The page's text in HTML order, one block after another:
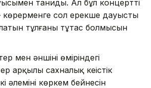
таниды. Ал бұл концерттің
көрерменге сол ерекше дауыстың
тұлғаның тұтас болмысын
мен әншінің өміріндегі
арқылы сахналық кеңістік
әлемінің көркем бейнесін